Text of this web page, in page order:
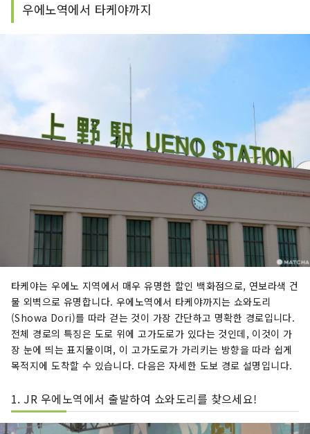
우에노역에서 타케야까지
타케야는 우에노 지역에서 매우 유명한 할인 백화점으로, 연보라색 건
물 외벽으로 유명합니다. 우에노역에서 타케야까지는 쇼와도리
(Showa Dori)를 따라 걷는 것이 가장 간단하고 명확한 경로입니다.
전체 경로의 특징은 도로 위에 고가도로가 있다는 것인데, 이것이 가
장 눈에 띄는 표지물이며, 이 고가도로가 가리키는 방향을 따라 쉽게
목적지에 도착할 수 있습니다. 다음은 자세한 도보 경로 설명입니다.
1. JR 우에노역에서 출발하여 쇼와도리를 찾으세요!